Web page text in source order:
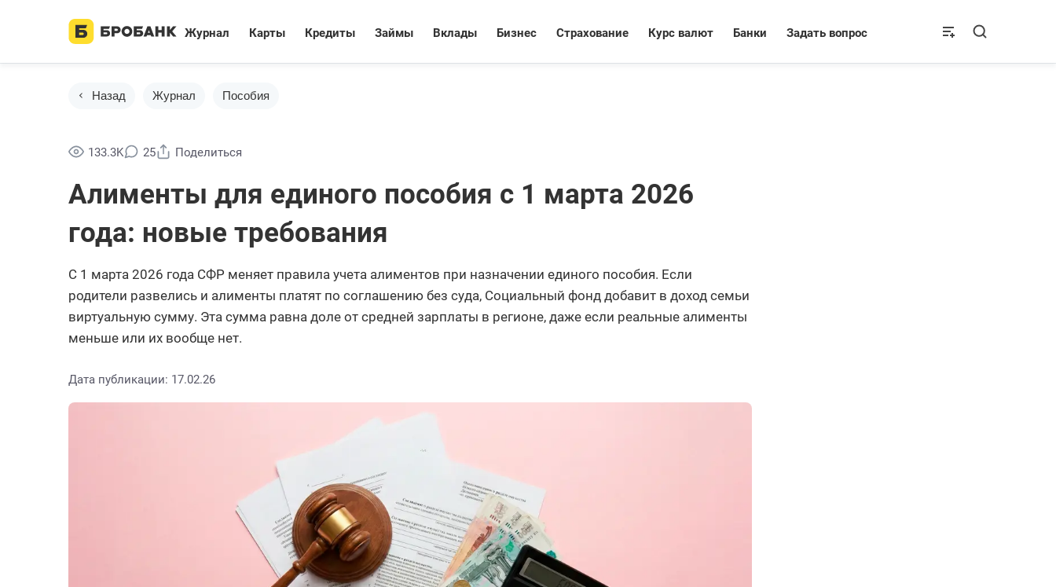
Журнал Карты Кредиты Займы Вклады Бизнес Страхование Курс валют Банки Задать вопрос
Назад Журнал Пособия
133.3K 25 Поделиться
Алименты для единого пособия с 1 марта 2026
года: новые требования
С 1 марта 2026 года СФР меняет правила учета алиментов при назначении единого пособия. Если
родители развелись и алименты платят по соглашению без суда, Социальный фонд добавит в доход семьи
виртуальную сумму. Эта сумма равна доле от средней зарплаты в регионе, даже если реальные алименты
меньше или их вообще нет.
Дата публикации: 17.02.26